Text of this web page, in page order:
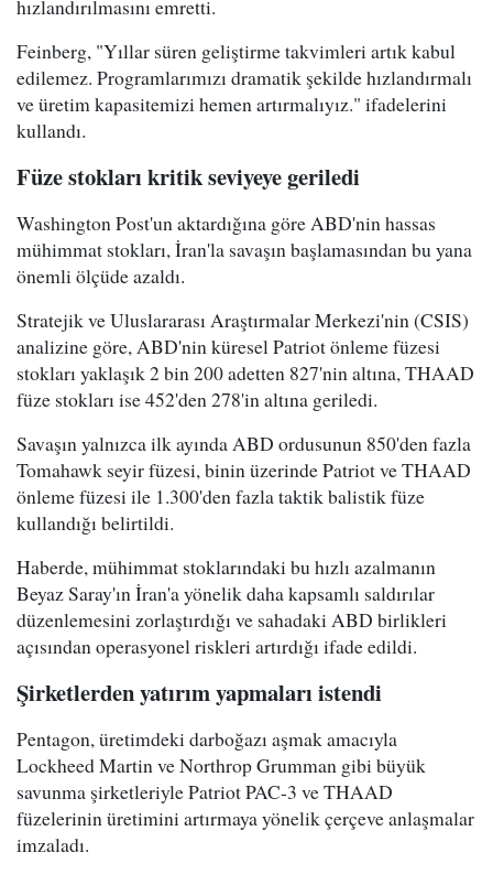
hızlandırılmasını emretti.
Feinberg, "Yıllar süren geliştirme takvimleri artık kabul
edilemez. Programlarımızı dramatik şekilde hızlandırmalı
ve üretim kapasitemizi hemen artırmalıyız." ifadelerini
kullandı.
Füze stokları kritik seviyeye geriledi
Washington Post'un aktardığına göre ABD'nin hassas
mühimmat stokları, İran'la savaşın başlamasından bu yana
önemli ölçüde azaldı.
Stratejik ve Uluslararası Araştırmalar Merkezi'nin (CSIS)
analizine göre, ABD'nin küresel Patriot önleme füzesi
stokları yaklaşık 2 bin 200 adetten 827'nin altına, THAAD
füze stokları ise 452'den 278'in altına geriledi.
Savaşın yalnızca ilk ayında ABD ordusunun 850'den fazla
Tomahawk seyir füzesi, binin üzerinde Patriot ve THAAD
önleme füzesi ile 1.300'den fazla taktik balistik füze
kullandığı belirtildi.
Haberde, mühimmat stoklarındaki bu hızlı azalmanın
Beyaz Saray'ın İran'a yönelik daha kapsamlı saldırılar
düzenlemesini zorlaştırdığı ve sahadaki ABD birlikleri
açısından operasyonel riskleri artırdığı ifade edildi.
Şirketlerden yatırım yapmaları istendi
Pentagon, üretimdeki darboğazı aşmak amacıyla
Lockheed Martin ve Northrop Grumman gibi büyük
savunma şirketleriyle Patriot PAC-3 ve THAAD
füzelerinin üretimini artırmaya yönelik çerçeve anlaşmalar
imzaladı.